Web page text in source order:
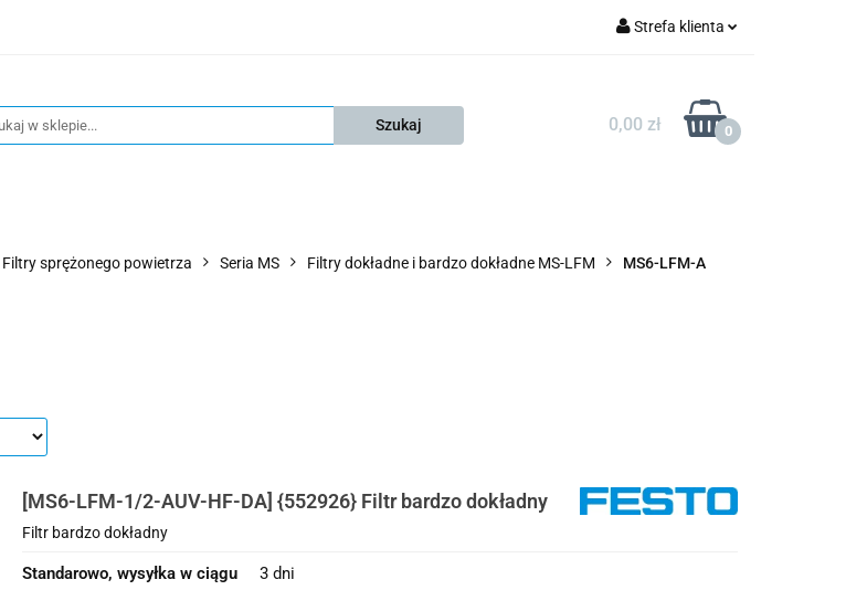
Strefa klienta
Zarejestruj się
Dodaj zgłoszenie
0,00 zł 0
KSP
Filtry sprężonego powietrza Seria MS Filtry dokładne i bardzo dokładne MS-LFM MS6-LFM-A
[MS6-LFM-1/2-AUV-HF-DA] {552926} Filtr bardzo dokładny
Filtr bardzo dokładny
Standarowo, wysyłka w ciągu
3 dni